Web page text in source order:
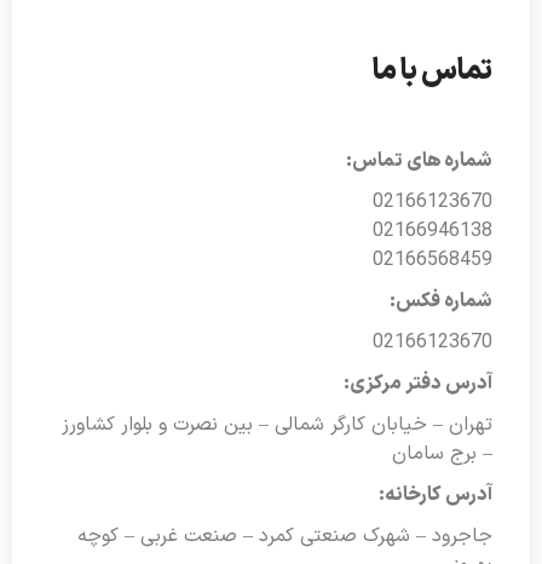
تماس با ما
شماره های تماس:
02166123670
02166946138
02166568459
شماره فکس:
02166123670
آدرس دفتر مرکزی:
تهران – خیابان کارگر شمالی – بین نصرت و بلوار کشاورز
– برج سامان
آدرس کارخانه:
جاجرود – شهرک صنعتی کمرد – صنعت غربی – کوچه